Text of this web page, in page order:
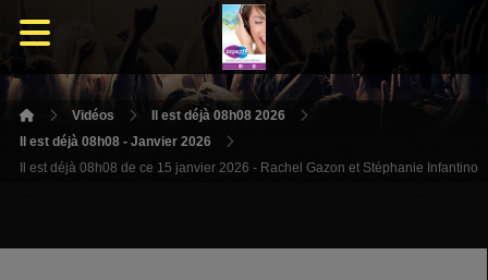
Vidéos
Il est déjà 08h08 2026
Il est déjà 08h08 - Janvier 2026
Il est déjà 08h08 de ce 15 janvier 2026 - Rachel Gazon et Stéphanie Infantino